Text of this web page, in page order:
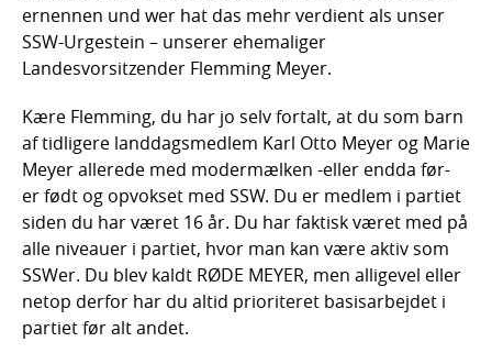
ernennen und wer hat das mehr verdient als unser
SSW-Urgestein – unserer ehemaliger
Landesvorsitzender Flemming Meyer.
Kære Flemming, du har jo selv fortalt, at du som barn
af tidligere landdagsmedlem Karl Otto Meyer og Marie
Meyer allerede med modermælken -eller endda før-
er født og opvokset med SSW. Du er medlem i partiet
siden du har været 16 år. Du har faktisk været med på
alle niveauer i partiet, hvor man kan være aktiv som
SSWer. Du blev kaldt RØDE MEYER, men alligevel eller
netop derfor har du altid prioriteret basisarbejdet i
partiet før alt andet.